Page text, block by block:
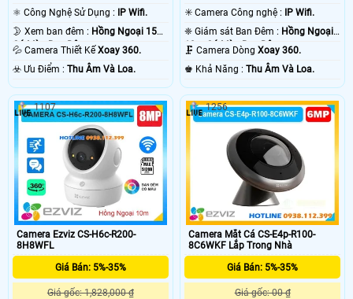
⚛️ Công Nghệ Sử Dụng : IP Wifi.
🌛 Xem ban đêm : Hồng Ngoại 15m
Có Màu Ban Ðêm.
💦 Camera Thiết KếXoay 360.
️☣️ Ưu Điểm : Thu Âm Và Loa.
✳️ Camera Công nghệ : IP Wifi.
❈ Giám sát Ban Đêm : Hồng Ngoại
10m Có Màu Ban Ðêm.
🗜️ Camera DòngXoay 360.
️♚ Khả Năng :Thu Âm Và Loa.
Camera Ezviz CS-H6c-R200-
8H8WFL
Giá Bán: 5%-35%
Giá gốc: 1,828,000 ₫
1107
Camera Mắt Cá CS-E4p-R100-
8C6WKF Lắp Trong Nhà
Giá Bán: 5%-35%
Giá gốc: 00 ₫
1256